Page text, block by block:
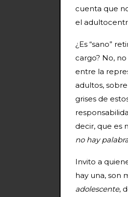
cuenta que
el
¿Es “sano”
cargo? No,
entre la
adultos,
grises de
decir, que es
no hay
Invito a
hay una, son
adolescente,